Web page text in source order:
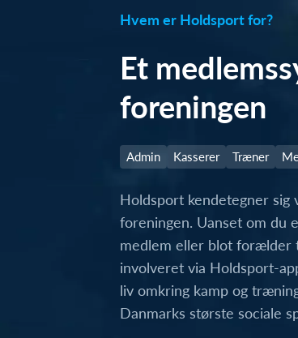
Hvem er Holdsport for?
Et
foreningen
Admin Kasserer Træner
Holdsport kendetegner
foreningen. Uanset om du
medlem eller blot forælder
involveret via Holdsport-
liv omkring kamp og
Danmarks største sociale